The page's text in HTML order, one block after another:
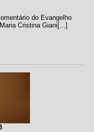
do Evangelho
Cristina Giani[...]